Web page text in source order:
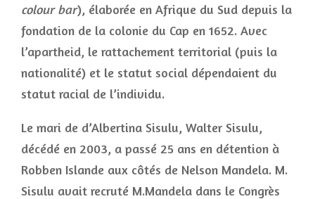
colour bar), élaborée en Afrique du Sud depuis la
fondation de la colonie du Cap en 1652. Avec
l’apartheid, le rattachement territorial (puis la
nationalité) et le statut social dépendaient du
statut racial de l’individu.
Le mari de d’Albertina Sisulu, Walter Sisulu,
décédé en 2003, a passé 25 ans en détention à
Robben Islande aux côtés de Nelson Mandela. M.
Sisulu avait recruté M.Mandela dans le Congrès